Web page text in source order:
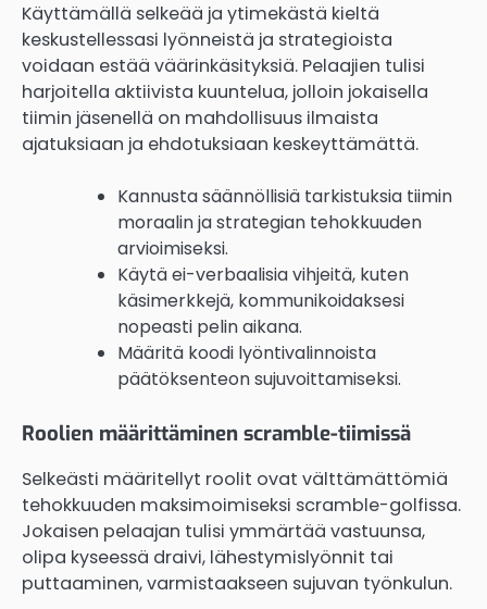
Käyttämällä selkeää ja ytimekästä kieltä
keskustellessasi lyönneistä ja strategioista
voidaan estää väärinkäsityksiä. Pelaajien tulisi
harjoitella aktiivista kuuntelua, jolloin jokaisella
tiimin jäsenellä on mahdollisuus ilmaista
ajatuksiaan ja ehdotuksiaan keskeyttämättä.
Kannusta säännöllisiä tarkistuksia tiimin
moraalin ja strategian tehokkuuden
arvioimiseksi.
Käytä ei-verbaalisia vihjeitä, kuten
käsimerkkejä, kommunikoidaksesi
nopeasti pelin aikana.
Määritä koodi lyöntivalinnoista
päätöksenteon sujuvoittamiseksi.
Roolien määrittäminen scramble-tiimissä
Selkeästi määritellyt roolit ovat välttämättömiä
tehokkuuden maksimoimiseksi scramble-golfissa.
Jokaisen pelaajan tulisi ymmärtää vastuunsa,
olipa kyseessä draivi, lähestymislyönnit tai
puttaaminen, varmistaakseen sujuvan työnkulun.